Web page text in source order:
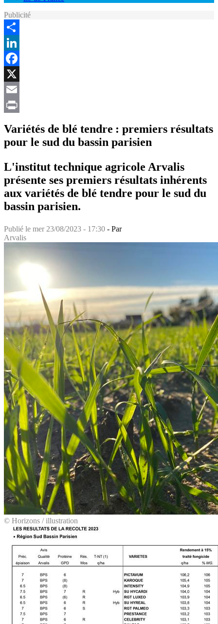
Publicité
Share
LinkedIn
Facebook
X
Email
Variétés de blé tendre : premiers résultats
pour le sud du bassin parisien
L'institut technique agricole Arvalis
présente ses premiers résultats inhérents
aux variétés de blé tendre pour le sud du
bassin parisien.
Publié le mer 23/08/2023 - 17:30 - Par
Arvalis
© Horizons / illustration